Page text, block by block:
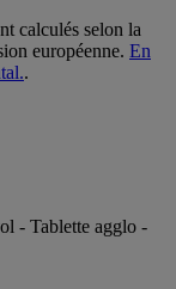
calculés selon la
européenne. En
.
- Tablette agglo -